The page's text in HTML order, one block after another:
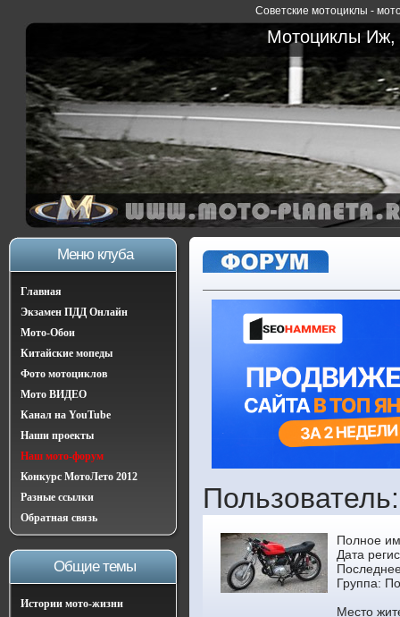
Советские мотоциклы -
Мотоциклы Иж,
Меню клуба
Главная
Экзамен ПДД Онлайн
Мото-Обои
Китайские мопеды
Фото мотоциклов
Мото ВИДЕО
Канал на YouTube
Наши проекты
Наш мото-форум
Конкурс МотоЛето 2012
Разные ссылки
Обратная связь
Общие темы
Истории мото-жизни
Полное
Дата
Группа:
Место